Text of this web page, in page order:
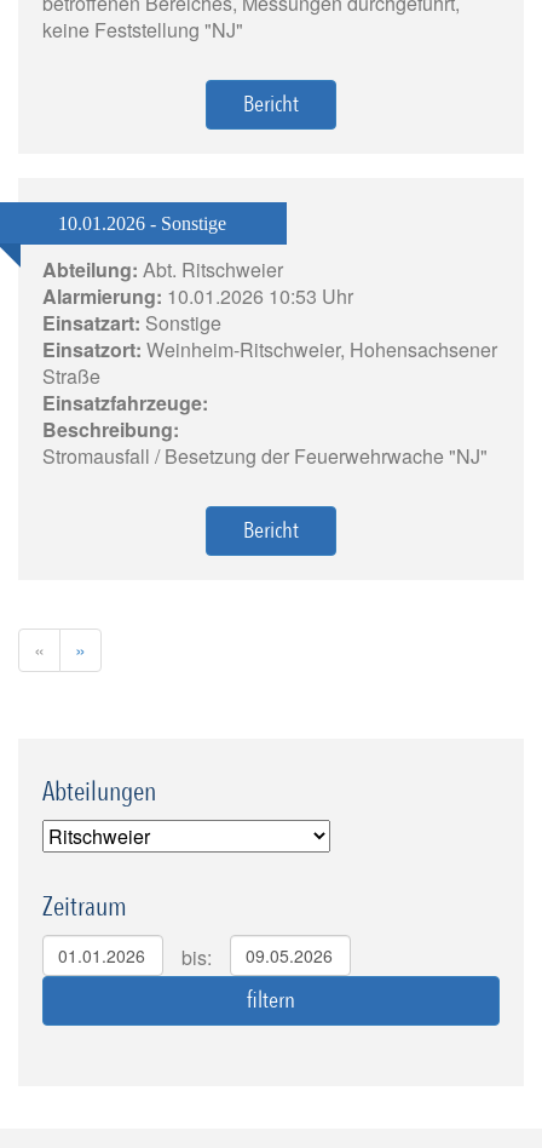
keine Feststellung "NJ"
Bericht
10.01.2026 - Sonstige
Abteilung: Abt. Ritschweier
Alarmierung: 10.01.2026 10:53 Uhr
Einsatzart: Sonstige
Einsatzort: Weinheim-Ritschweier, Hohensachsener
Straße
Einsatzfahrzeuge:
Beschreibung:
Stromausfall / Besetzung der Feuerwehrwache "NJ"
Bericht
« »
Abteilungen
Zeitraum
bis: